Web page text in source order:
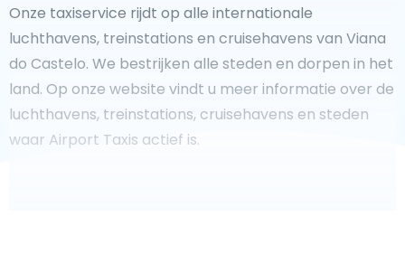
Onze taxiservice rijdt op alle internationale
luchthavens, treinstations en cruisehavens van Viana
do Castelo. We bestrijken alle steden en dorpen in het
land. Op onze website vindt u meer informatie over de
luchthavens, treinstations, cruisehavens en steden
waar Airport Taxis actief is.